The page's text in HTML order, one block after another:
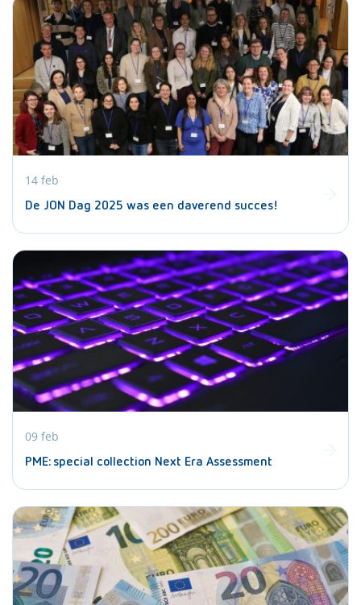
14 feb
De JON Dag 2025 was een daverend succes!
09 feb
PME: special collection Next Era Assessment